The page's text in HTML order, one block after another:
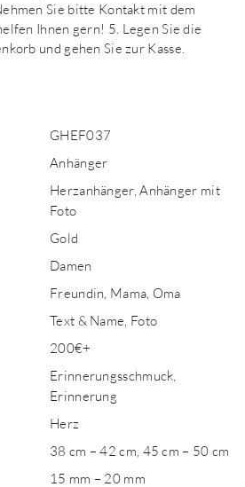
Sie bitte Kontakt mit dem
Ihnen gern! 5. Legen Sie die
und gehen Sie zur Kasse.
GHEF037
Anhänger
Herzanhänger, Anhänger mit
Foto
Gold
Damen
Freundin, Mama, Oma
Text & Name, Foto
200€+
Erinnerungsschmuck,
Erinnerung
Herz
38 cm – 42 cm, 45 cm – 50 cm
15 mm – 20 mm